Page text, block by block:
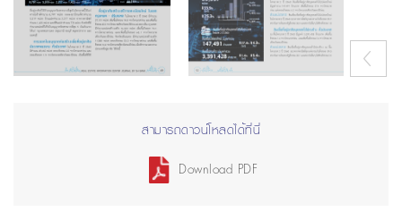
สามารถดาวน์โหลดได้ที่นี่
Download PDF